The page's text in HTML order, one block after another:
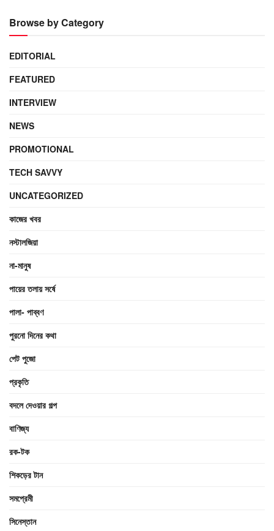
Browse by Category
EDITORIAL
FEATURED
INTERVIEW
NEWS
PROMOTIONAL
TECH SAVVY
UNCATEGORIZED
কাজের খবর
নস্টালজিয়া
না-মানুষ
পায়ের তলায় সর্ষে
পালা- পাব্বণ
পুরনো দিনের কথা
পেট পুজো
প্রকৃতি
বদলে দেওয়ার গল্প
বাণিজ্য
রক-টক
শিকড়ের টান
সমপ্রেমী
সিনেস্তান